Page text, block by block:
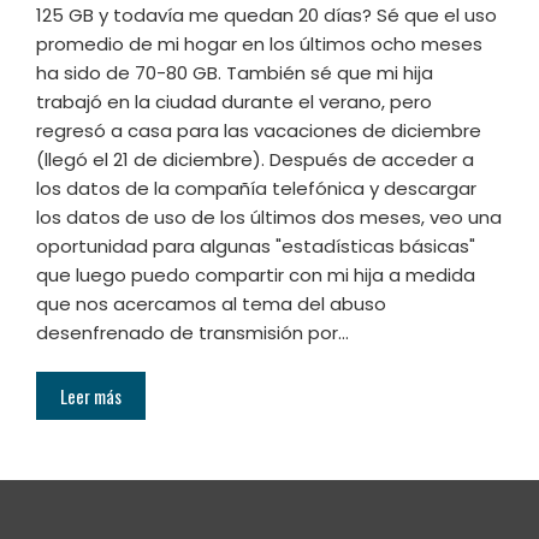
125 GB y todavía me quedan 20 días? Sé que el uso
promedio de mi hogar en los últimos ocho meses
ha sido de 70-80 GB. También sé que mi hija
trabajó en la ciudad durante el verano, pero
regresó a casa para las vacaciones de diciembre
(llegó el 21 de diciembre). Después de acceder a
los datos de la compañía telefónica y descargar
los datos de uso de los últimos dos meses, veo una
oportunidad para algunas "estadísticas básicas"
que luego puedo compartir con mi hija a medida
que nos acercamos al tema del abuso
desenfrenado de transmisión por…
Leer más